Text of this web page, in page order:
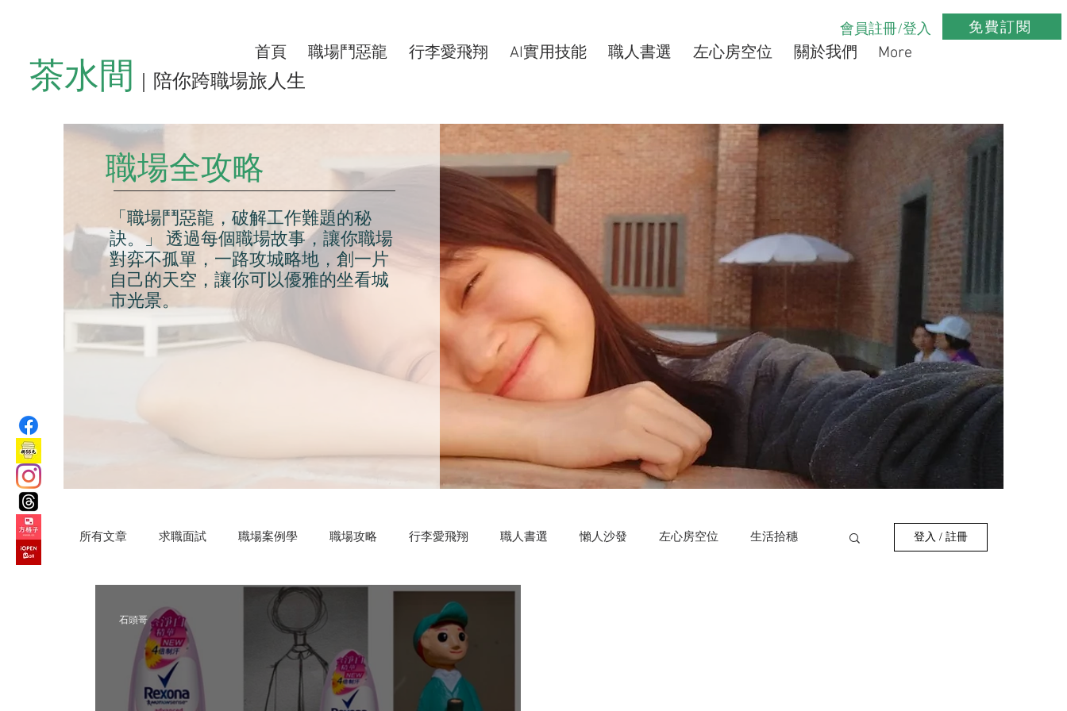
茶水間 ｜陪你跨職場旅人生
會員註冊/登入 免費訂閱
首頁 職場鬥惡龍 行李愛飛翔 AI實用技能 職人書選 左心房空位 關於我們 More
職場全攻略
「職場鬥惡龍，破解工作難題的秘
訣。」 透過每個職場故事，讓你職場
對弈不孤單，一路攻城略地，創一片
自己的天空，讓你可以優雅的坐看城
市光景。
所有文章 求職面試 職場案例學 職場攻略 行李愛飛翔 職人書選 懶人沙發 左心房空位 生活拾穗
公益路上 好康分享
微小說 Practical AI skills 新竹旅遊
登入 / 註冊
石頭哥